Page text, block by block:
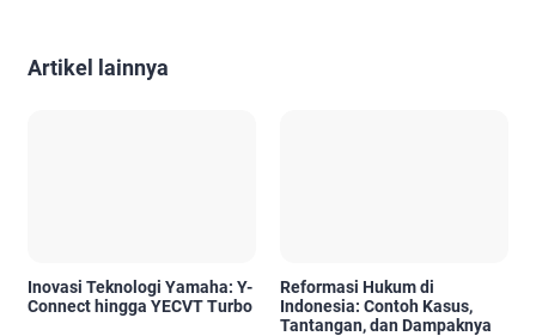
Artikel lainnya
Inovasi Teknologi Yamaha: Y-
Connect hingga YECVT Turbo
Reformasi Hukum di
Indonesia: Contoh Kasus,
Tantangan, dan Dampaknya